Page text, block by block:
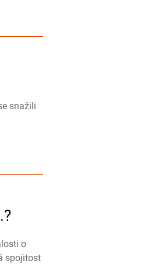
snažili
o
spojitost